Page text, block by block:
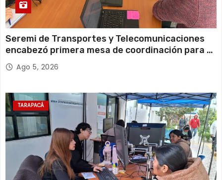
Seremi de Transportes y Telecomunicaciones
encabezó primera mesa de coordinación para el
retiro de cables en desuso en Iquique
Ago 5, 2026
TARAPACÁ